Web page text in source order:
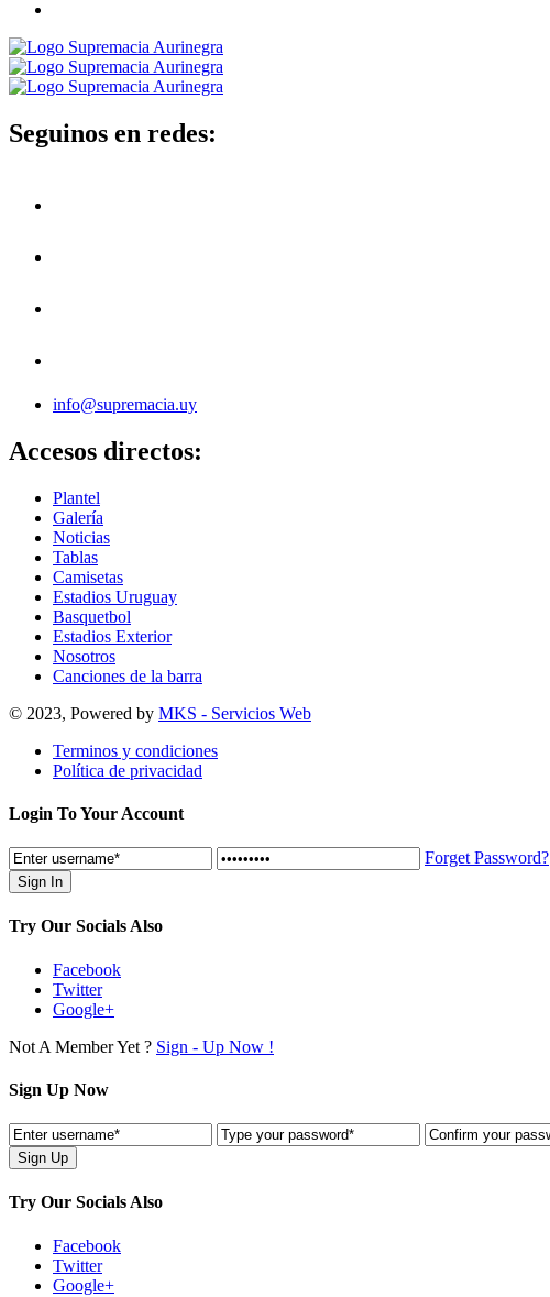
Seguinos en redes:
info@supremacia.uy
Accesos directos:
Plantel
Galería
Noticias
Tablas
Camisetas
Estadios Uruguay
Basquetbol
Estadios Exterior
Nosotros
Canciones de la barra
© 2023, Powered by MKS - Servicios Web
Terminos y condiciones
Política de privacidad
Login To Your Account
Forget Password?
Try Our Socials Also
Facebook
Twitter
Google+
Not A Member Yet ? Sign - Up Now !
Sign Up Now
Try Our Socials Also
Facebook
Twitter
Google+